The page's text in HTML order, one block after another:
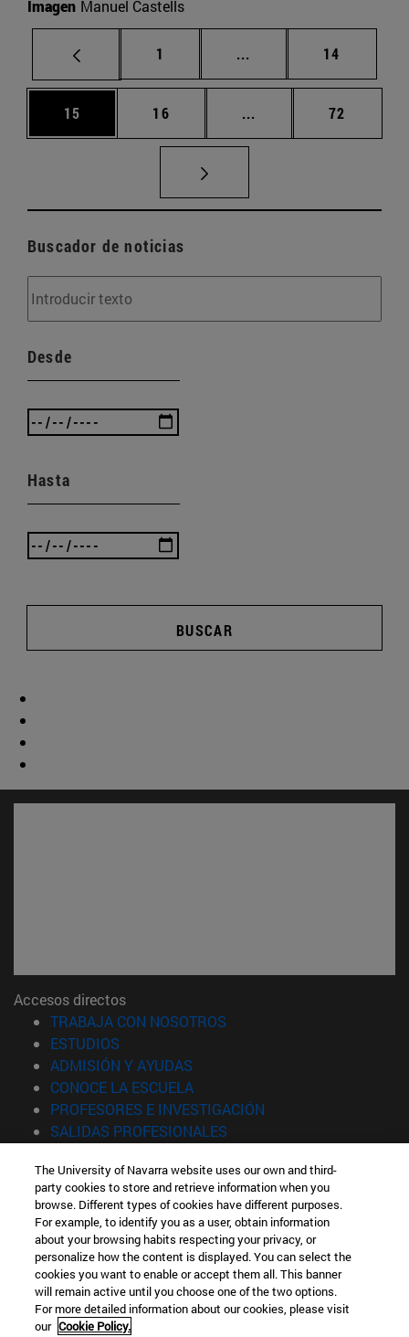
Imagen Manuel Castells
Página
1 ... Páginas intermedias
Página
14
Página
15 Página
16 ... Páginas intermedias
Página
72
Buscador de noticias
Desde
Hasta
BUSCAR
Accesos directos
TRABAJA CON NOSOTROS
ESTUDIOS
ADMISIÓN Y AYUDAS
CONOCE LA ESCUELA(abre en nueva ventana)
PROFESORES E INVESTIGACIÓN
SALIDAS PROFESIONALES
Información
TFNO +34 943 21 98 77
¿QUÉ GRADO TE INTERESA?
¿QUÉ MÁSTER TE INTERESA?
© Universidad de Navarra
Información legal
The University of Navarra website uses our own and third-
party cookies to store and retrieve information when you
browse. Different types of cookies have different purposes.
For example, to identify you as a user, obtain information
about your browsing habits respecting your privacy, or
personalize how the content is displayed. You can select the
cookies you want to enable or accept them all. This banner
will remain active until you choose one of the two options.
For more detailed information about our cookies, please visit
our Cookie Policy.